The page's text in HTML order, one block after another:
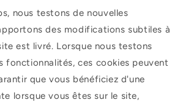
nous testons de nouvelles
des modifications subtiles à
est livré. Lorsque nous testons
fonctionnalités, ces cookies peuvent
que vous bénéficiez d'une
lorsque vous êtes sur le site,